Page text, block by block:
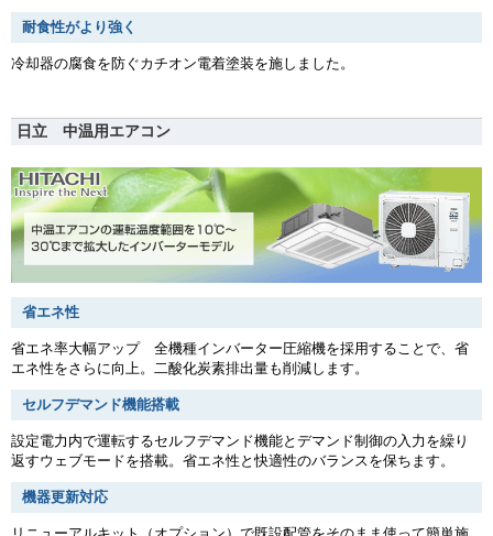
耐食性がより強く
冷却器の腐食を防ぐカチオン電着塗装を施しました。
日立 中温用エアコン
省エネ性
省エネ率大幅アップ 全機種インバーター圧縮機を採用することで、省
エネ性をさらに向上。二酸化炭素排出量も削減します。
セルフデマンド機能搭載
設定電力内で運転するセルフデマンド機能とデマンド制御の入力を繰り
返すウェブモードを搭載。省エネ性と快適性のバランスを保ちます。
機器更新対応